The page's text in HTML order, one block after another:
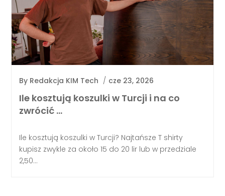
By Redakcja KIM Tech / cze 23, 2026
Ile kosztują koszulki w Turcji i na co
zwrócić …
Ile kosztują koszulki w Turcji? Najtańsze T shirty
kupisz zwykle za około 15 do 20 lir lub w przedziale
2,50...